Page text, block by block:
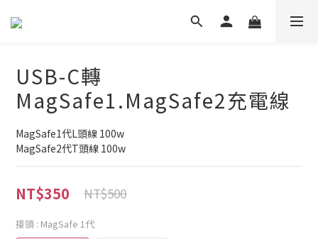
USB-C轉
MagSafe1.MagSafe2充電線
MagSafe1代L頭線 100w
MagSafe2代T頭線 100w
NT$350 NT$500
接頭 : MagSafe 1代